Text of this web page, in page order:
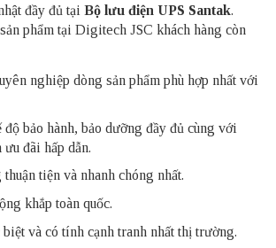
đầy đủ tại Bộ lưu điện UPS Santak.
phẩm tại Digitech JSC khách hàng còn
nghiệp dòng sản phẩm phù hợp nhất với
bảo hành, bảo dưỡng đầy đủ cùng với
đãi hấp dẫn.
tiện và nhanh chóng nhất.
khắp toàn quốc.
và có tính cạnh tranh nhất thị trường.